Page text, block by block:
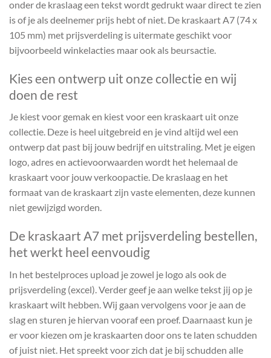
onder de kraslaag een tekst wordt gedrukt waar direct te zien
is of je als deelnemer prijs hebt of niet. De kraskaart A7 (74 x
105 mm) met prijsverdeling is uitermate geschikt voor
bijvoorbeeld winkelacties maar ook als beursactie.
Kies een ontwerp uit onze collectie en wij
doen de rest
Je kiest voor gemak en kiest voor een kraskaart uit onze
collectie. Deze is heel uitgebreid en je vind altijd wel een
ontwerp dat past bij jouw bedrijf en uitstraling. Met je eigen
logo, adres en actievoorwaarden wordt het helemaal de
kraskaart voor jouw verkoopactie. De kraslaag en het
formaat van de kraskaart zijn vaste elementen, deze kunnen
niet gewijzigd worden.
De kraskaart A7 met prijsverdeling bestellen,
het werkt heel eenvoudig
In het bestelproces upload je zowel je logo als ook de
prijsverdeling (excel). Verder geef je aan welke tekst jij op je
kraskaart wilt hebben. Wij gaan vervolgens voor je aan de
slag en sturen je hiervan vooraf een proef. Daarnaast kun je
er voor kiezen om je kraskaarten door ons te laten schudden
of juist niet. Het spreekt voor zich dat je bij schudden alle